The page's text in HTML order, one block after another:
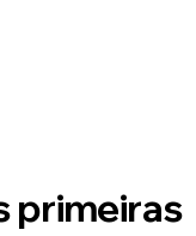
primeiras